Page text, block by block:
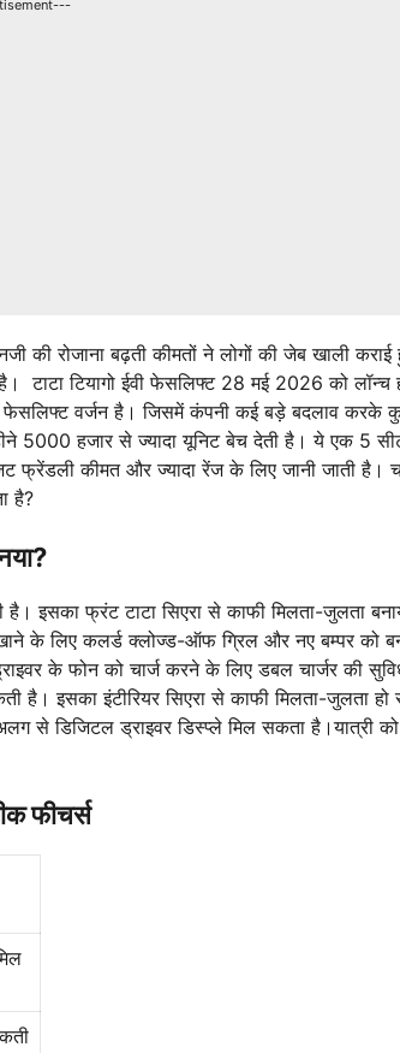
की रोजाना बढ़ती कीमतों ने लोगों की जेब खाली कराई
टियागो ईवी फेसलिफ्ट 28 मई 2026 को लॉन्च
फेसलिफ्ट वर्जन है। जिसमें कंपनी कई बड़े बदलाव करके
5000 हजार से ज्यादा यूनिट बेच देती है। ये एक 5
कीमत और ज्यादा रेंज के लिए जानी जाती है।
है?
इसका फ्रंट टाटा सिएरा से काफी मिलता-जुलता
के लिए कलर्ड क्लोज्ड-ऑफ ग्रिल और नए बम्पर को
के फोन को चार्ज करने के लिए डबल चार्जर की
है। इसका इंटीरियर सिएरा से काफी मिलता-जुलता
से डिजिटल ड्राइवर डिस्प्ले मिल सकता है।यात्री
फीचर्स